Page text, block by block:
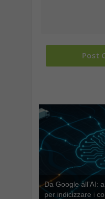
Da Google all’AI:
per indicizzare i